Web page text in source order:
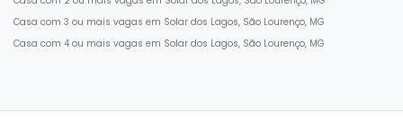
Casa com 3 ou mais vagas em Solar dos Lagos, São Lourenço, MG
Casa com 4 ou mais vagas em Solar dos Lagos, São Lourenço, MG